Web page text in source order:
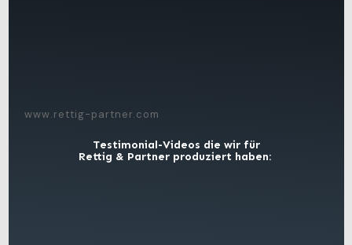
www.rettig-partner.com
Testimonial-Videos die wir für
Rettig & Partner produziert haben: